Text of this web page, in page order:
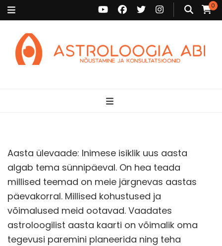
0
Aasta ülevaade: Inimese isiklik uus aasta
algab tema sünnipäeval. On hea teada
millised teemad on meie järgnevas aastas
päevakorral. Millised kohustused ja
võimalused meid ootavad. Vaadates
astroloogilist aasta kaarti on võimalik oma
tegevusi paremini planeerida ning teha